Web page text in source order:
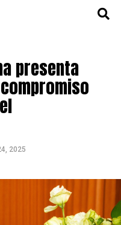
presenta
2025